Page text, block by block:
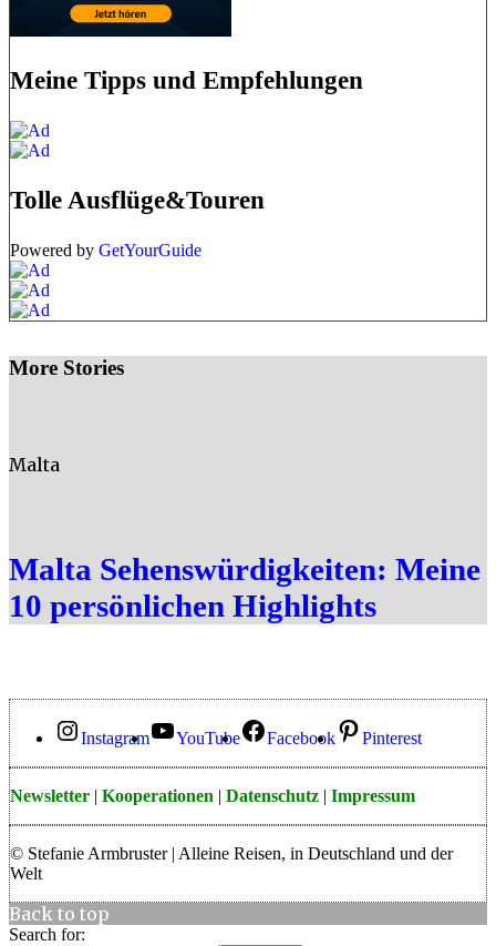
Meine Tipps und Empfehlungen
Tolle Ausflüge&Touren
Powered by GetYourGuide
More Stories
Malta
Malta Sehenswürdigkeiten: Meine
10 persönlichen Highlights
Instagram YouTube Facebook Pinterest
Newsletter | Kooperationen | Datenschutz | Impressum
© Stefanie Armbruster | Alleine Reisen, in Deutschland und der
Welt
Back to top
Search for: